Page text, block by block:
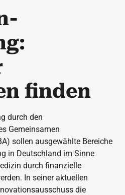
finden
durch den
Gemeinsamen
sollen ausgewählte Bereiche
in Deutschland im Sinne
durch finanzielle
In seiner aktuellen
die